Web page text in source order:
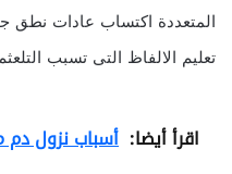
المتعددة اكتساب عادات نطق
تعليم الالفاظ التى تسبب
اقرأ أيضا: أسباب نزول دم